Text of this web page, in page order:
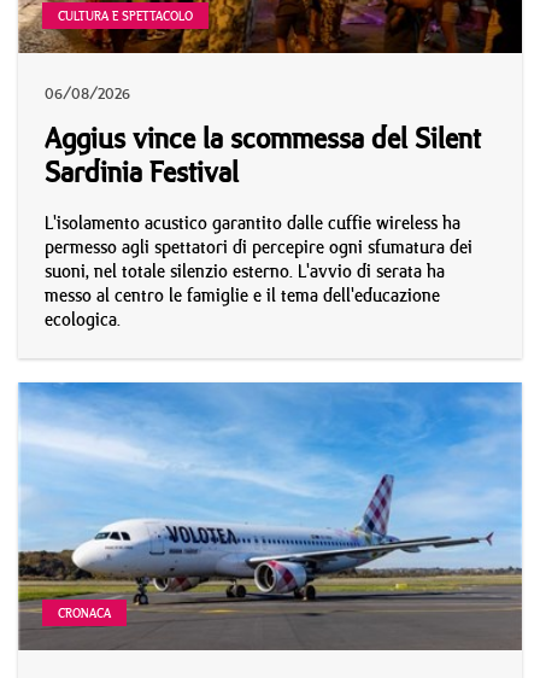
CULTURA E SPETTACOLO
06/08/2026
Aggius vince la scommessa del Silent
Sardinia Festival
L'isolamento acustico garantito dalle cuffie wireless ha
permesso agli spettatori di percepire ogni sfumatura dei
suoni, nel totale silenzio esterno. L'avvio di serata ha
messo al centro le famiglie e il tema dell'educazione
ecologica.
CRONACA